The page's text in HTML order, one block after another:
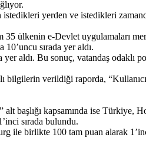
yerden ve istedikleri
ülkenin e-Devlet uygulamaları
sırada yer aldı.
yer aldı. Bu sonuç, vatandaş odaklı
bilgilerin verildiği raporda, “Kullanıcı
başlığı kapsamında ise Türkiye,
sırada bulundu.
ile birlikte 100 tam puan alarak